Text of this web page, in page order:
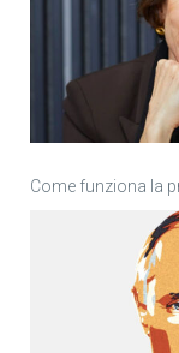
Come funziona la